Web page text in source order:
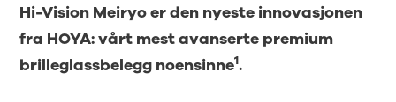
Hi-Vision Meiryo er den nyeste innovasjonen
fra HOYA: vårt mest avanserte premium
brilleglassbelegg noensinne1.